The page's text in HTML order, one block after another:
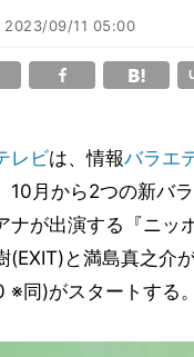
2023/09/11 05:00
レビは、情報バラエ
10月から2つの新バ
ナが出演する『ニッ
(EXIT)と満島真之介
※同)がスタートする。